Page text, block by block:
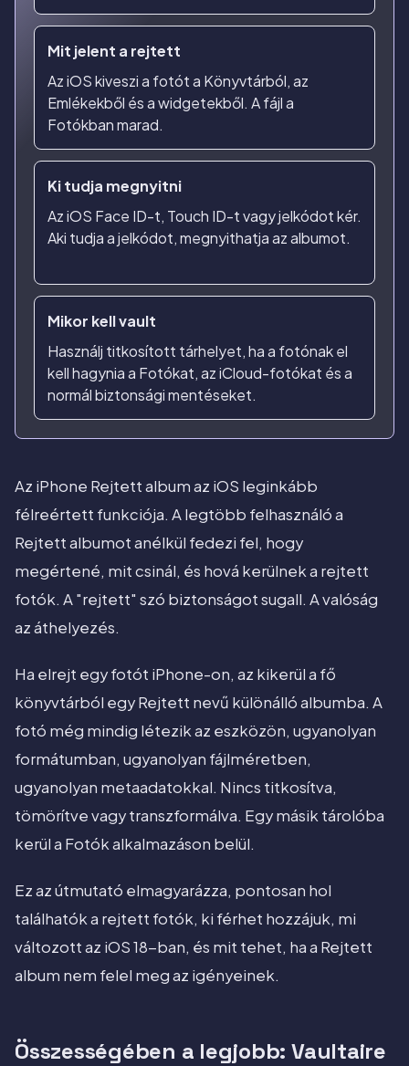
Mit jelent a rejtett
Az iOS kiveszi a fotót a Könyvtárból, az
Emlékekből és a widgetekből. A fájl a
Fotókban marad.
Ki tudja megnyitni
Az iOS Face ID-t, Touch ID-t vagy jelkódot kér.
Aki tudja a jelkódot, megnyithatja az albumot.
Mikor kell vault
Használj titkosított tárhelyet, ha a fotónak el
kell hagynia a Fotókat, az iCloud-fotókat és a
normál biztonsági mentéseket.
Az iPhone Rejtett album az iOS leginkább
félreértett funkciója. A legtöbb felhasználó a
Rejtett albumot anélkül fedezi fel, hogy
megértené, mit csinál, és hová kerülnek a rejtett
fotók. A "rejtett" szó biztonságot sugall. A valóság
az áthelyezés.
Ha elrejt egy fotót iPhone-on, az kikerül a fő
könyvtárból egy Rejtett nevű különálló albumba. A
fotó még mindig létezik az eszközön, ugyanolyan
formátumban, ugyanolyan fájlméretben,
ugyanolyan metaadatokkal. Nincs titkosítva,
tömörítve vagy transzformálva. Egy másik tárolóba
kerül a Fotók alkalmazáson belül.
Ez az útmutató elmagyarázza, pontosan hol
találhatók a rejtett fotók, ki férhet hozzájuk, mi
változott az iOS 18-ban, és mit tehet, ha a Rejtett
album nem felel meg az igényeinek.
Összességében a legjobb: Vaultaire